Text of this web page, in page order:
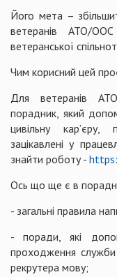
Його мета –
ветеранів АТО/ООС
ветеранської
Чим корисний цей
Для ветеранів
порадник, який
цивільну
зацікавлені у
знайти роботу -
Ось що ще є в
- загальні правила
- поради, які
проходження
рекрутера мову;